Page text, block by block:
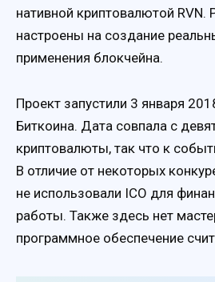
нативной криптовалютой RVN.
настроены на создание
применения блокчейна.
Проект запустили 3 января
Биткоина. Дата совпала с
криптовалюты, так что к
В отличие от некоторых
не использовали ICO для
работы. Также здесь нет
программное обеспечение